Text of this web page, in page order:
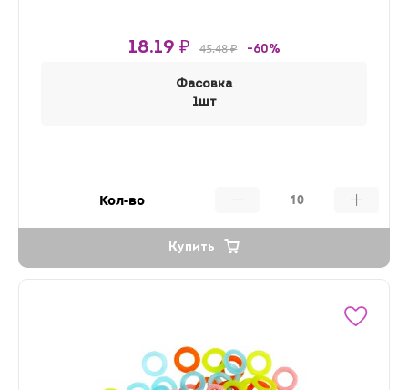
18.19 ₽ 45.48 ₽ -60%
Фасовка
1шт
Кол-во
Купить